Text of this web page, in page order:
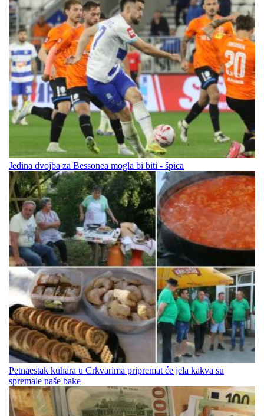
Jedina dvojba za Bessonea mogla bi biti - špica
Petnaestak kuhara u Crkvarima pripremat će jela kakva su
spremale naše bake